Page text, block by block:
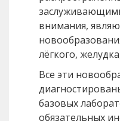
внимания,
лёгкого,
Все эти
базовых
обязательных